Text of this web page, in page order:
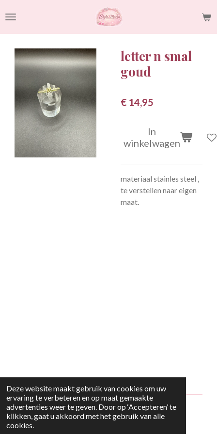
Deze website maakt gebruik van cookies om uw
ervaring te verbeteren en op maat gemaakte
advertenties weer te geven. Door op ‘Accepteren’ te
klikken, gaat u akkoord met het gebruik van alle
cookies.
direct
naar
hoofdinhoud
letter n smal
goud
€ 14,95
In
winkelwagen
materiaal stainles steel ,
te verstellen naar eigen
maat.
© 2024 - 2026 Style2Maria
Powered by